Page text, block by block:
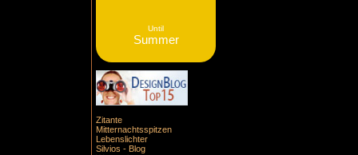
Until
Summer
Zitante
Mitternachtsspitzen
Lebenslichter
Silvios - Blog